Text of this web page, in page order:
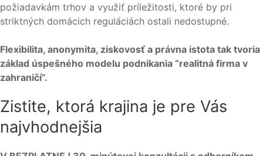
požiadavkám trhov a využiť príležitosti, ktoré by pri
striktných domácich reguláciách ostali nedostupné.
Flexibilita, anonymita, ziskovosť a právna istota tak tvoria
základ úspešného modelu podnikania “realitná firma v
zahraničí”.
Zistite, ktorá krajina je pre Vás
najvhodnejšia